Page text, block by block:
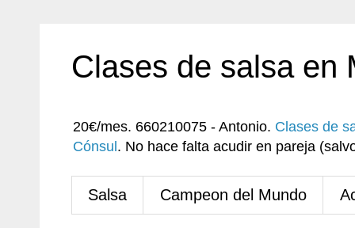
Clases de salsa en
20€/mes. 660210075 - Antonio. Clases de
Cónsul . No hace falta acudir en pareja
Salsa Campeon del Mundo